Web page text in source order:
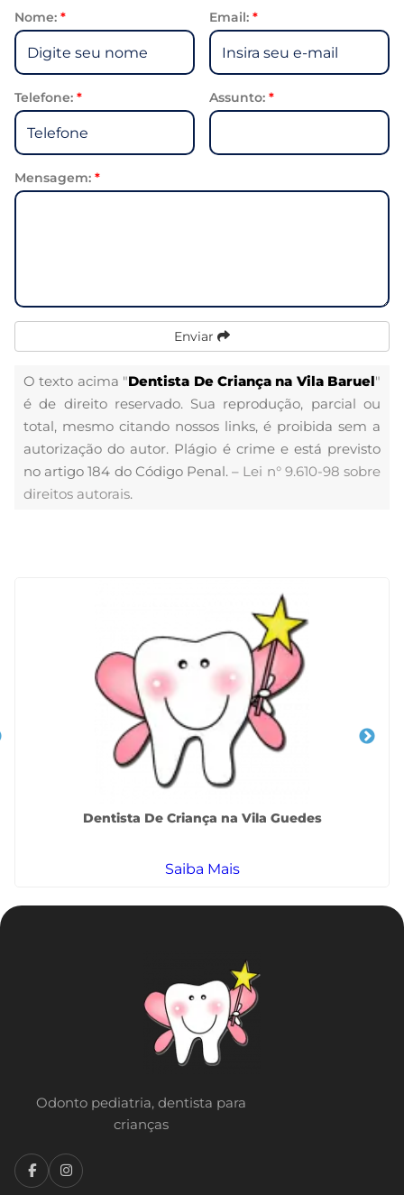
Nome: * Email: *
Telefone: * Assunto: *
Mensagem: *
Enviar
O texto acima "Dentista De Criança na Vila Baruel"
é de direito reservado. Sua reprodução, parcial ou
total, mesmo citando nossos links, é proibida sem a
autorização do autor. Plágio é crime e está previsto
no artigo 184 do Código Penal. – Lei n° 9.610-98 sobre
direitos autorais.
Dentista De Criança na Vila Guedes
Saiba Mais
Odonto pediatria, dentista para
crianças